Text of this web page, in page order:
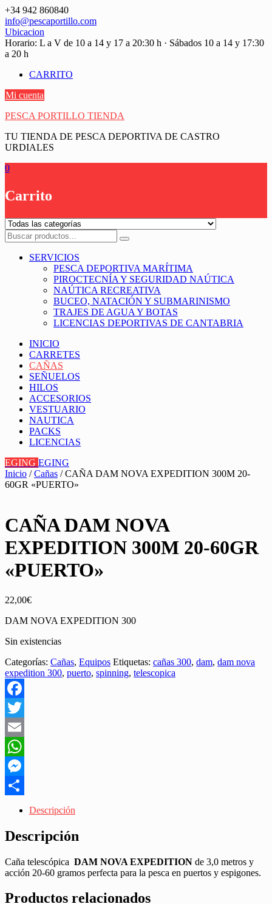
Saltar
contenido
+34 942 860840
info@pescaportillo.com
Ubicacion
Horario: L a V de 10 a 14 y 17 a 20:30 h · Sábados 10 a 14 y 17:30
a 20 h
CARRITO
Mi cuenta
PESCA PORTILLO TIENDA
TU TIENDA DE PESCA DEPORTIVA DE CASTRO
URDIALES
0
Carrito
SERVICIOS
PESCA DEPORTIVA MARÍTIMA
PIROCTECNÍA Y SEGURIDAD NAÚTICA
NAÚTICA RECREATIVA
BUCEO, NATACIÓN Y SUBMARINISMO
TRAJES DE AGUA Y BOTAS
LICENCIAS DEPORTIVAS DE CANTABRIA
INICIO
CARRETES
CAÑAS
SEÑUELOS
HILOS
ACCESORIOS
VESTUARIO
NAUTICA
PACKS
LICENCIAS
EGING EGING
Inicio /Cañas / CAÑA DAM NOVA EXPEDITION 300M 20-
60GR «PUERTO»
CAÑA DAM NOVA
EXPEDITION 300M 20-60GR
«PUERTO»
22,00€
DAM NOVA EXPEDITION 300
Sin existencias
Categorías: Cañas, Equipos Etiquetas: cañas 300, dam, dam nova
expedition 300, puerto, spinning, telescopica
Facebook
Twitter
Email
WhatsApp
Messenger
Descripción
Descripción
Caña telescópica DAM NOVA EXPEDITION de 3,0 metros y
acción 20-60 gramos perfecta para la pesca en puertos y espigones.
Productos relacionados